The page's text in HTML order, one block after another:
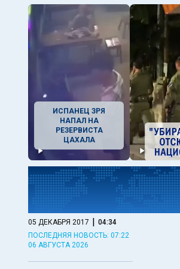
ИСПАНЕЦ ЗРЯ
НАПАЛ НА
РЕЗЕРВИСТА
ЦАХАЛА
05 ДЕКАБРЯ 2017 | 04:34
ПОСЛЕДНЯЯ НОВОСТЬ: 07:22
06 АВГУСТА 2026